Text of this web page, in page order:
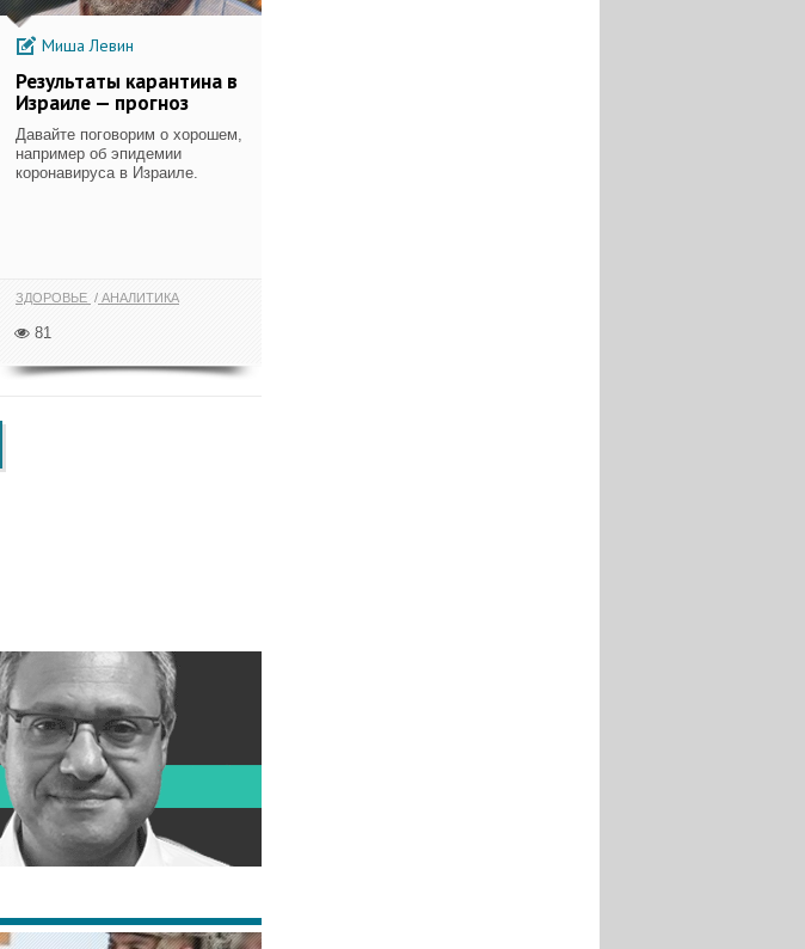
Миша Левин
Результаты карантина в
Израиле — прогноз
Давайте поговорим о хорошем,
например об эпидемии
коронавируса в Израиле.
ЗДОРОВЬЕ АНАЛИТИКА
81